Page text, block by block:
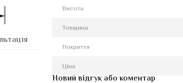
Висота
Товщина
Покриття
Ціна
Новий відгук або коментар